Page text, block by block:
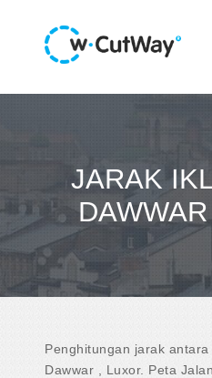
JARAK
Penghitungan jarak
Dawwar , Luxor. Peta